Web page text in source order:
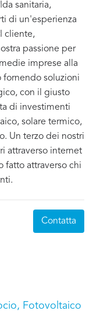
sanitaria,
di un'esperienza
cliente,
passione per
imprese alla
fornendo soluzioni
con il giusto
di investimenti
solare termico,
Un terzo dei nostri
attraverso internet
fatto attraverso chi
Fotovoltaico
Contatta